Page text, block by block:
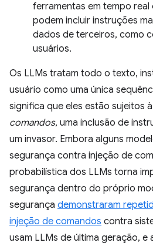
ferramentas em tempo real
podem incluir instruções
dados de terceiros, como
usuários.
Os LLMs tratam todo o texto,
usuário como uma única
significa que eles estão sujeitos à
comandos, uma inclusão de
um invasor. Embora alguns
segurança contra injeção de
probabilística dos LLMs torna
segurança dentro do próprio
segurança demonstraram
injeção de comandos contra
usam LLMs de última geração, e